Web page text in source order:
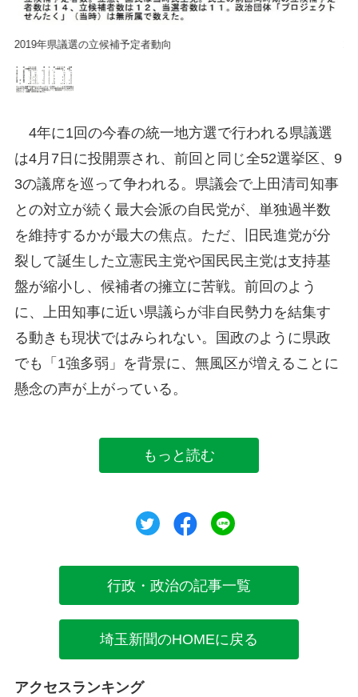
2019年県議選の立候補予定者動向
4年に1回の今春の統一地方選で行われる県議選
は4月7日に投開票され、前回と同じ全52選挙区、9
3の議席を巡って争われる。県議会で上田清司知事
との対立が続く最大会派の自民党が、単独過半数
を維持するかが最大の焦点。ただ、旧民進党が分
裂して誕生した立憲民主党や国民民主党は支持基
盤が縮小し、候補者の擁立に苦戦。前回のよう
に、上田知事に近い県議らが非自民勢力を結集す
る動きも現状ではみられない。国政のように県政
でも「1強多弱」を背景に、無風区が増えることに
懸念の声が上がっている。
もっと読む
ツイートシェア
行政・政治の記事一覧
埼玉新聞のHOMEに戻る
アクセスランキング